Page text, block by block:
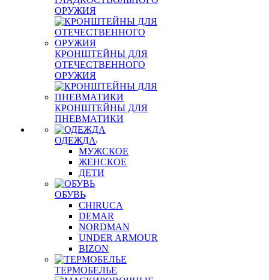
ОРУЖИЯ
КРОНШТЕЙНЫ ДЛЯ
ОТЕЧЕСТВЕННОГО
ОРУЖИЯ
КРОНШТЕЙНЫ ДЛЯ
ПНЕВМАТИКИ
ОДЕЖДА
МУЖСКОЕ
ЖЕНСКОЕ
ДЕТИ
ОБУВЬ
CHIRUCA
DEMAR
NORDMAN
UNDER ARMOUR
BIZON
ТЕРМОБЕЛЬЕ